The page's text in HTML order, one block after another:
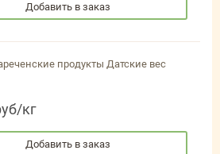
Добавить в заказ
продукты Датские вес
кг
Добавить в заказ